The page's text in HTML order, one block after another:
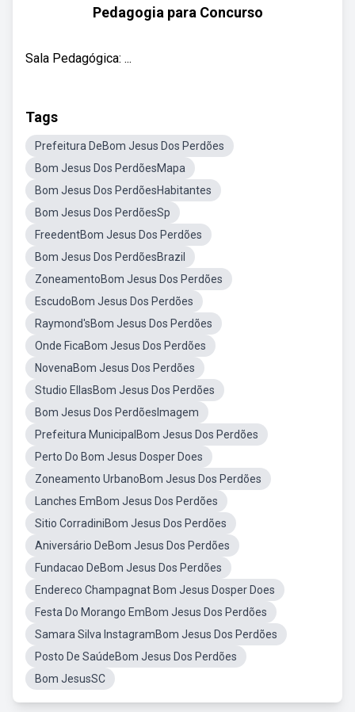
Pedagogia para Concurso
Sala Pedagógica: ...
Tags
Prefeitura DeBom Jesus Dos Perdões
Bom Jesus Dos PerdõesMapa
Bom Jesus Dos PerdõesHabitantes
Bom Jesus Dos PerdõesSp
FreedentBom Jesus Dos Perdões
Bom Jesus Dos PerdõesBrazil
ZoneamentoBom Jesus Dos Perdões
EscudoBom Jesus Dos Perdões
Raymond'sBom Jesus Dos Perdões
Onde FicaBom Jesus Dos Perdões
NovenaBom Jesus Dos Perdões
Studio EllasBom Jesus Dos Perdões
Bom Jesus Dos PerdõesImagem
Prefeitura MunicipalBom Jesus Dos Perdões
Perto Do Bom Jesus Dosper Does
Zoneamento UrbanoBom Jesus Dos Perdões
Lanches EmBom Jesus Dos Perdões
Sitio CorradiniBom Jesus Dos Perdões
Aniversário DeBom Jesus Dos Perdões
Fundacao DeBom Jesus Dos Perdões
Endereco Champagnat Bom Jesus Dosper Does
Festa Do Morango EmBom Jesus Dos Perdões
Samara Silva InstagramBom Jesus Dos Perdões
Posto De SaúdeBom Jesus Dos Perdões
Bom JesusSC